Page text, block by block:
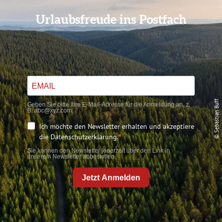
© Sebastian Buff
Urlaubsfreude ins Postfach
Geben Sie bitte Ihre E-Mail-Adresse für die Anmeldung an, z.
B. abc@xyz.com.
Ich möchte den Newsletter erhalten und akzeptiere
die Datenschutzerklärung.
Sie können den Newsletter jederzeit über den Link in
unserem Newsletter abbestellen.
Jetzt Anmelden